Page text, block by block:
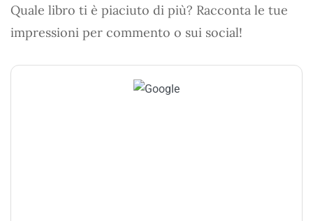
Quale libro ti è piaciuto di più? Racconta le tue
impressioni per commento o sui social!